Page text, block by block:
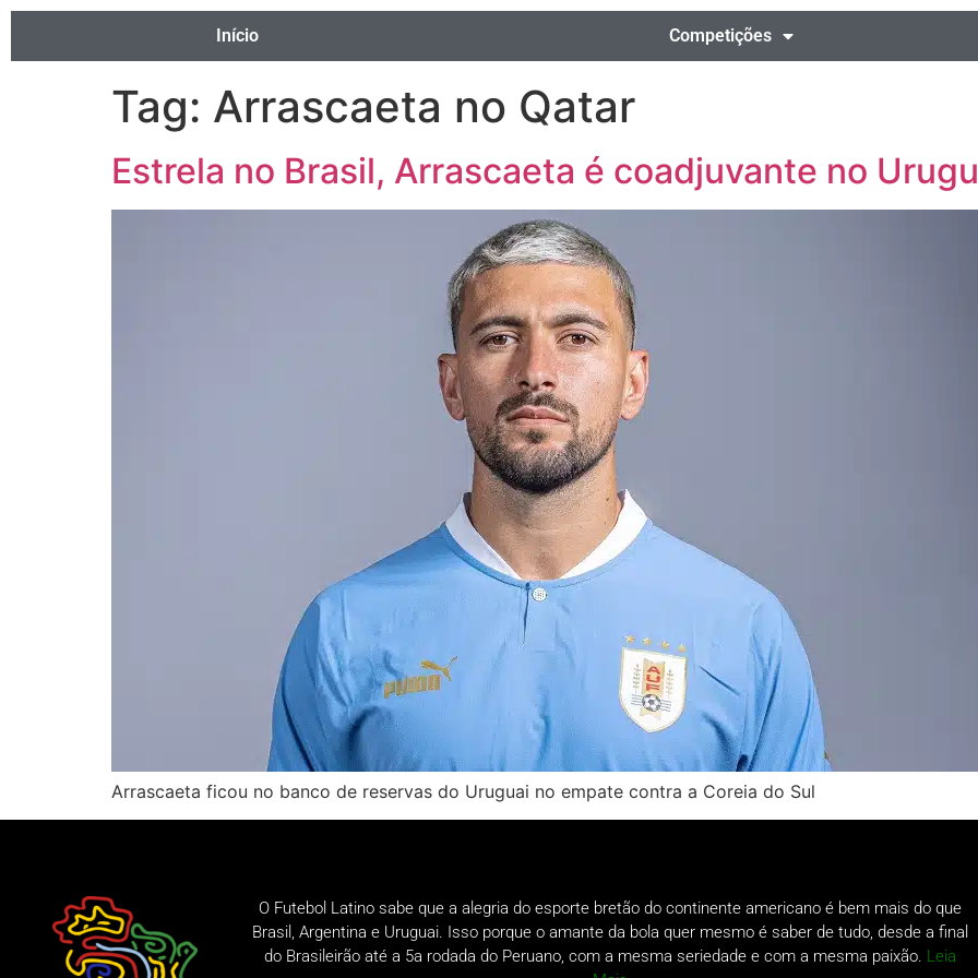
Início Competições
Tag: Arrascaeta no Qatar
Estrela no Brasil, Arrascaeta é coadjuvante no
Arrascaeta ficou no banco de reservas do Uruguai no empate contra a Coreia do Sul
O Futebol Latino sabe que a alegria do esporte bretão do continente americano é bem mais do que
Brasil, Argentina e Uruguai. Isso porque o amante da bola quer mesmo é saber de tudo, desde a final
do Brasileirão até a 5a rodada do Peruano, com a mesma seriedade e com a mesma paixão. Leia